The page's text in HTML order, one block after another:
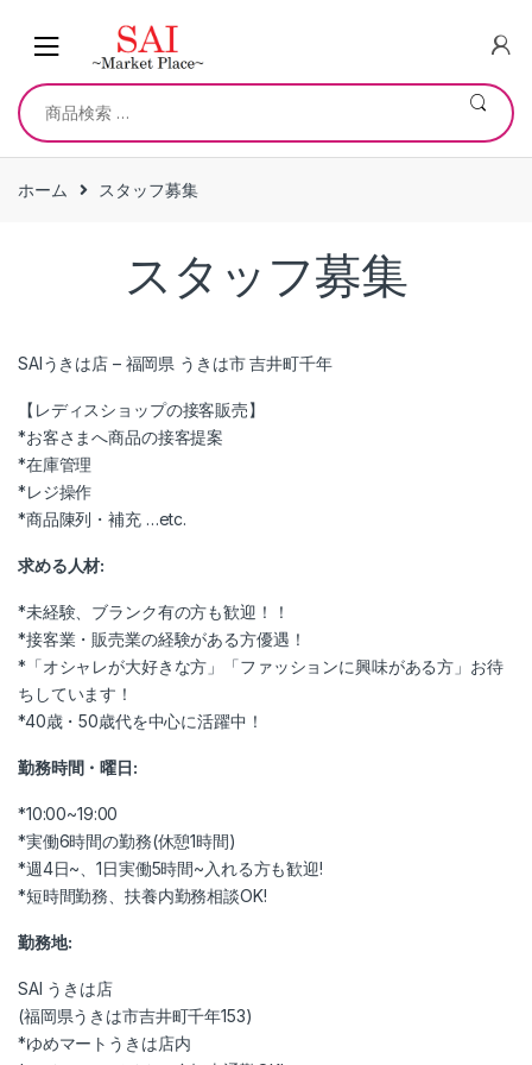
検
索
対
象:
ホーム
スタッフ募集
スタッフ募集
SAIうきは店 – 福岡県 うきは市 吉井町千年
【レディスショップの接客販売】
*お客さまへ商品の接客提案
*在庫管理
*レジ操作
*商品陳列・補充 …etc.
求める人材:
*未経験、ブランク有の方も歓迎！！
*接客業・販売業の経験がある方優遇！
*「オシャレが大好きな方」「ファッションに興味がある方」お待
ちしています！
*40歳・50歳代を中心に活躍中！
勤務時間・曜日:
*10:00~19:00
*実働6時間の勤務(休憩1時間)
*週4日~、1日実働5時間~入れる方も歓迎!
*短時間勤務、扶養内勤務相談OK!
勤務地:
SAI うきは店
(福岡県うきは市吉井町千年153)
*ゆめマートうきは店内